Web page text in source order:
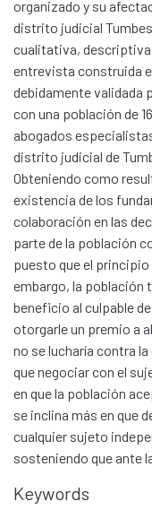
Communities &
All of DSpace
Statistics
organizado y su
distrito judicial
cualitativa, descriptiva
entrevista construida
debidamente validada
con una población de 16
abogados
distrito judicial de
Obteniendo como
existencia de los
colaboración en las
parte de la población
puesto que el
embargo, la población
beneficio al culpable
otorgarle un premio a
no se lucharía contra
que negociar con el
en que la población
se inclina más en que
cualquier sujeto
sosteniendo que ante
Keywords